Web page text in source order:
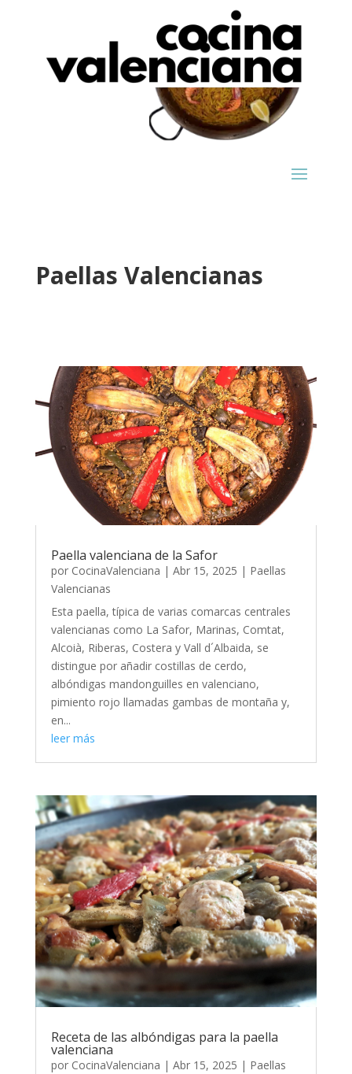
Paellas Valencianas
Paella valenciana de la Safor
por CocinaValenciana | Abr 15, 2025 | Paellas
Valencianas
Esta paella, típica de varias comarcas centrales
valencianas como La Safor, Marinas, Comtat,
Alcoià, Riberas, Costera y Vall d´Albaida, se
distingue por añadir costillas de cerdo,
albóndigas mandonguilles en valenciano,
pimiento rojo llamadas gambas de montaña y,
en...
leer más
Receta de las albóndigas para la paella
valenciana
por CocinaValenciana | Abr 15, 2025 | Paellas